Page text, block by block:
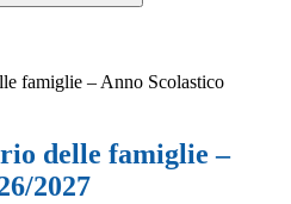
famiglie – Anno Scolastico
delle famiglie –
2027